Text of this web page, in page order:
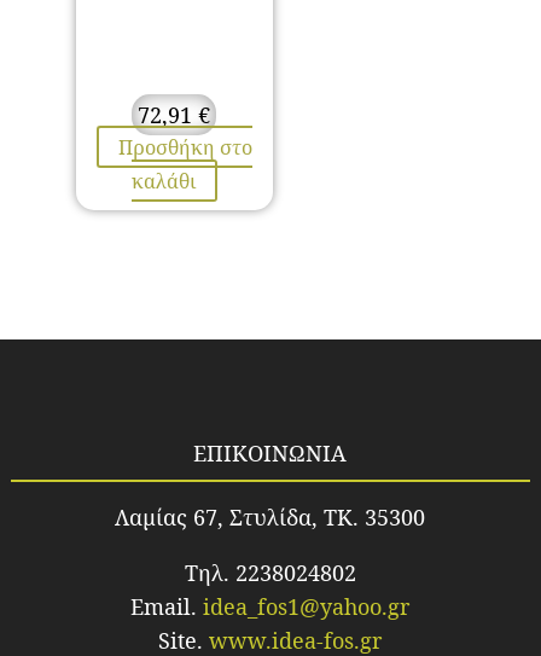
72,91€
Προσθήκη στο
καλάθι
ΕΠΙΚΟΙΝΩΝΙΑ
Λαμίας 67, Στυλίδα, TK. 35300
Τηλ. 2238024802
Email.idea_fos1@yahoo.gr
Site.www.idea-fos.gr